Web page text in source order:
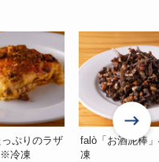
ぷりのラザ
※冷凍
falò「お酒泥棒
凍